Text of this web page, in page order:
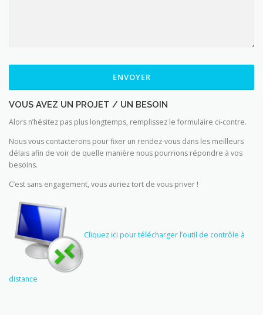
VOUS AVEZ UN PROJET / UN BESOIN
Alors n’hésitez pas plus longtemps, remplissez le formulaire ci-contre.
Nous vous contacterons pour fixer un rendez-vous dans les meilleurs
délais afin de voir de quelle manière nous pourrions répondre à vos
besoins.
C’est sans engagement, vous auriez tort de vous priver !
Cliquez ici pour télécharger l’outil de contrôle à
distance